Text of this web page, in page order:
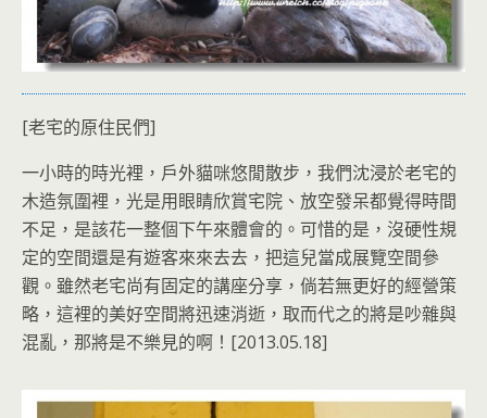
[老宅的原住民們]
一小時的時光裡，戶外貓咪悠閒散步，我們沈浸於老宅的
木造氛圍裡，光是用眼睛欣賞宅院、放空發呆都覺得時間
不足，是該花一整個下午來體會的。可惜的是，沒硬性規
定的空間還是有遊客來來去去，把這兒當成展覽空間參
觀。雖然老宅尚有固定的講座分享，倘若無更好的經營策
略，這裡的美好空間將迅速消逝，取而代之的將是吵雜與
混亂，那將是不樂見的啊！[2013.05.18]